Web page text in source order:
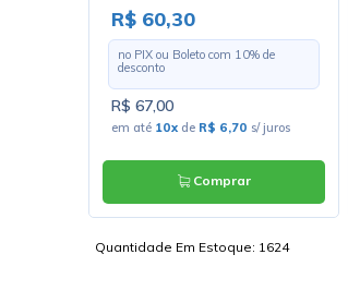
Largura 1,30m - Preço por
Metro
R$ 60,30
no PIX ou Boleto com 10% de
desconto
R$ 67,00
em até 10xde R$ 6,70 s/ juros
Comprar
Quantidade Em Estoque: 1624